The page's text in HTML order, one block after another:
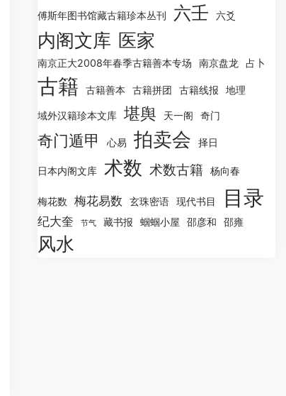
傅斯年图书馆藏古籍珍本丛刊 六壬 六爻
内阁文库 医家
南京正大2008年春季古籍善本专场 南京盘龙 占卜
古籍 古籍善本 古籍拼团 古籍线报 地理
域外汉籍珍本文库 堪舆 天一阁 奇门
奇门遁甲 心易 拍卖会 择日
日本内阁文库 术数 术数古籍 杨向春
梅花数 梅花易数 玄珠密语 现代书目 目录
纪大奎 节气 藏书报 蝈蝈小屋 邵彦和 邵雍
风水